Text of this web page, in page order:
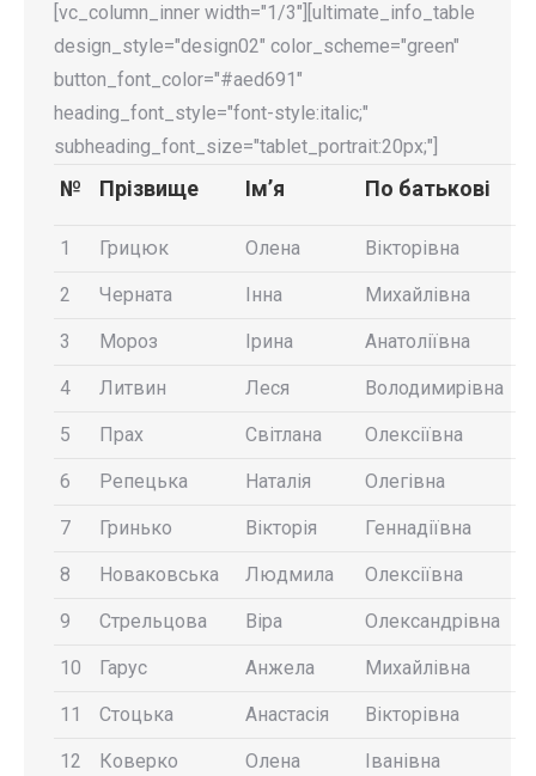
[vc_column_inner width="1/3"][ultimate_info_table
design_style="design02" color_scheme="green"
button_font_color="#aed691"
heading_font_style="font-style:italic;"
subheading_font_size="tablet_portrait:20px;"]
№ Прізвище Ім’я По батькові
1 Грицюк Олена Вікторівна
2 Черната Інна Михайлівна
3 Мороз Ірина Анатоліївна
4 Литвин Леся Володимирівна
5 Прах Світлана Олексіївна
6 Репецька Наталія Олегівна
7 Гринько Вікторія Геннадіївна
8 Новаковська Людмила Олексіївна
9 Стрельцова Віра Олександрівна
10 Гарус Анжела Михайлівна
11 Стоцька Анастасія Вікторівна
12 Коверко Олена Іванівна